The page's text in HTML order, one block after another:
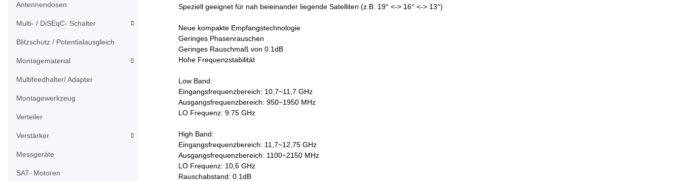
Speziell geeignet für nah beieinander liegende Satelliten (z.B. 19° <-> 16° <-> 13°)
Neue kompakte Empfangstechnologie
Geringes Phasenrauschen
Geringes Rauschmaß von 0.1dB
Hohe Frequenzstabilität
Low Band:
Eingangsfrequenzbereich: 10,7~11,7 GHz
Ausgangsfrequenzbereich: 950~1950 MHz
LO Frequenz: 9.75 GHz
High Band:
Eingangsfrequenzbereich: 11,7~12,75 GHz
Ausgangsfrequenzbereich: 1100~2150 MHz
LO Frequenz: 10,6 GHz
Rauschabstand: 0.1dB
Antennendosen
Multi- / DiSEqC- Schalter
Blitzschutz / Potentialausgleich
Montagematerial
Multifeedhalter/ Adapter
Montagewerkzeug
Verteiler
Verstärker
Messgeräte
SAT- Motoren